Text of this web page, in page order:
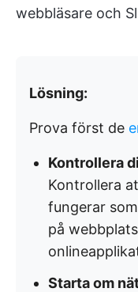
webbläsare och
Lösning:
Prova först de
Kontrollera
Kontrollera
fungerar
på
Starta om